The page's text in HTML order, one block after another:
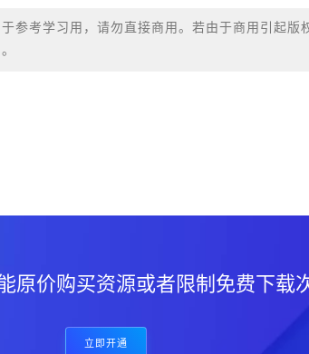
参考学习用，请勿直接商用。若由于商用引起版
原价购买资源或者限制免费下载
立即开通